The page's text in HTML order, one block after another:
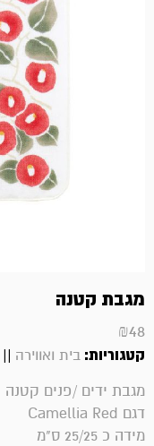
מגבת קטנה
₪48
קטגוריות: בית ואווירה ||
מגבת ידים /פנים קטנה
דגם Camellia Red
מידה כ 25/25 ס"מ